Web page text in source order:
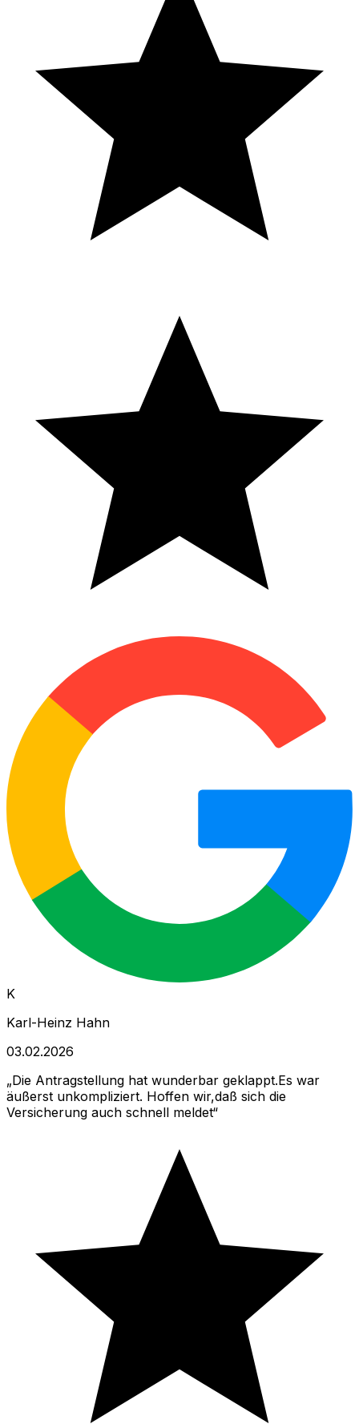
K
Karl-Heinz Hahn
03.02.2026
Die Antragstellung hat wunderbar geklappt.Es war
äußerst unkompliziert. Hoffen wir,daß sich die
Versicherung auch schnell meldet